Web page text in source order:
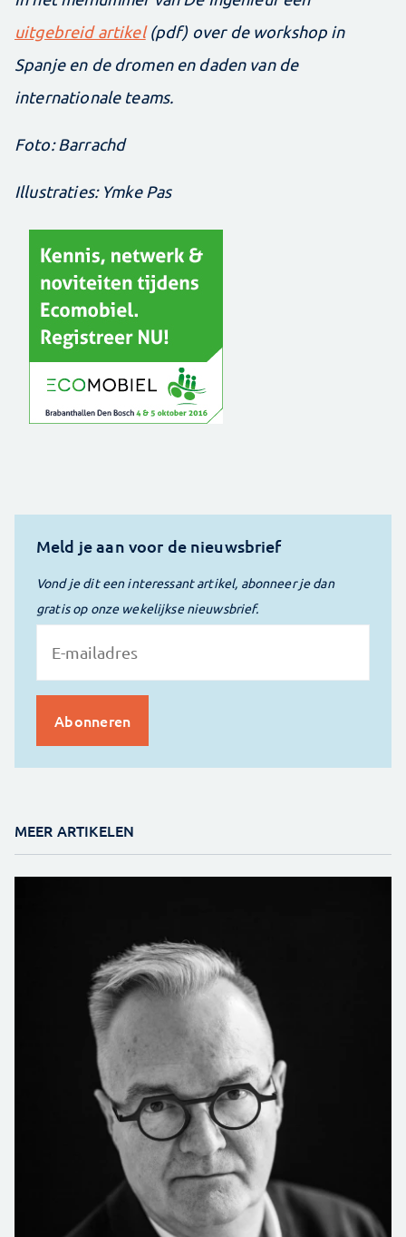
uitgebreid artikel(pdf) over de workshop in
Spanje en de dromen en daden van de
internationale teams.
Foto: Barrachd
Illustraties: Ymke Pas
Meld je aan voor de nieuwsbrief
Vond je dit een interessant artikel, abonneer je dan
gratis op onze wekelijkse nieuwsbrief.
MEER ARTIKELEN